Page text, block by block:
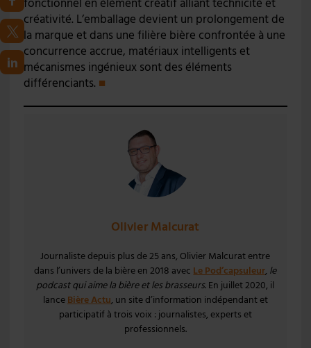
fonctionnel en élément créatif alliant technicité et
créativité. L’emballage devient un prolongement de
la marque et dans une filière bière confrontée à une
concurrence accrue, matériaux intelligents et
mécanismes ingénieux sont des éléments
différenciants. ■
Olivier Malcurat
Journaliste depuis plus de 25 ans, Olivier Malcurat entre
dans l’univers de la bière en 2018 avec Le Pod’capsuleur, le
podcast qui aime la bière et les brasseurs. En juillet 2020, il
lance Bière Actu, un site d’information indépendant et
participatif à trois voix : journalistes, experts et
professionnels.